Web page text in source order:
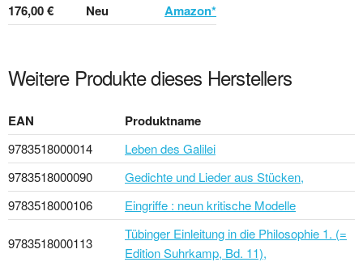
176,00 €
Neu Amazon*
Weitere Produkte dieses Herstellers
EAN Produktname
9783518000014
Leben des Galilei
9783518000090
Gedichte und Lieder aus Stücken,
9783518000106
Eingriffe : neun kritische Modelle
9783518000113
Tübinger Einleitung in die Philosophie 1. (=
Edition Suhrkamp, Bd. 11),